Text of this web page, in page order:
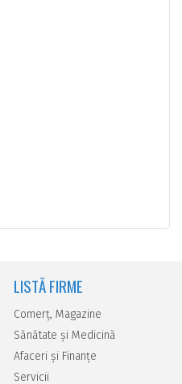
LISTĂ FIRME
Comerţ, Magazine
Sănătate şi Medicină
Afaceri şi Finanţe
Servicii